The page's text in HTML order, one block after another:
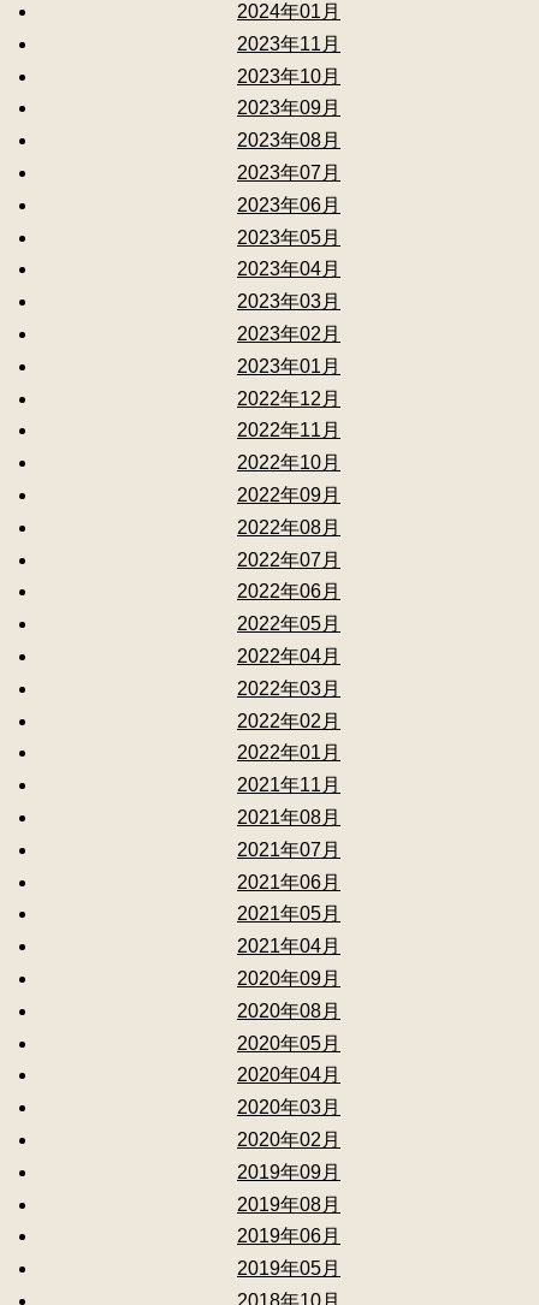
2024年01月
2023年11月
2023年10月
2023年09月
2023年08月
2023年07月
2023年06月
2023年05月
2023年04月
2023年03月
2023年02月
2023年01月
2022年12月
2022年11月
2022年10月
2022年09月
2022年08月
2022年07月
2022年06月
2022年05月
2022年04月
2022年03月
2022年02月
2022年01月
2021年11月
2021年08月
2021年07月
2021年06月
2021年05月
2021年04月
2020年09月
2020年08月
2020年05月
2020年04月
2020年03月
2020年02月
2019年09月
2019年08月
2019年06月
2019年05月
2018年10月